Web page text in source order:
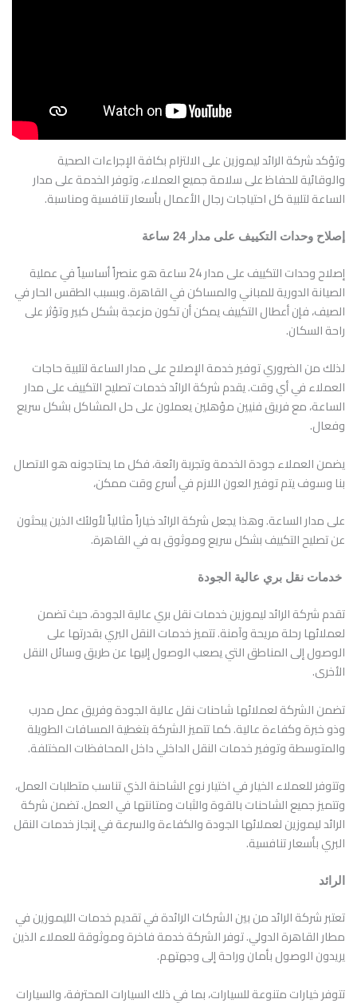
وتؤكد شركة الرائد ليموزين على الالتزام بكافة الإجراءات الصحية
والوقائية للحفاظ على سلامة جميع العملاء، وتوفر الخدمة على مدار
الساعة لتلبية كل احتياجات رجال الأعمال بأسعار تنافسية ومناسبة.
إصلاح وحدات التكييف على مدار 24 ساعة
إصلاح وحدات التكييف على مدار 24 ساعة هو عنصراً أساسياً في عملية
الصيانة الدورية للمباني والمساكن في القاهرة. وبسبب الطقس الحار في
الصيف، فإن أعطال التكييف يمكن أن تكون مزعجة بشكل كبير وتؤثر على
راحة السكان.
لذلك من الضروري توفير خدمة الإصلاح على مدار الساعة لتلبية حاجات
العملاء في أي وقت. يقدم شركة الرائد خدمات تصليح التكييف على مدار
الساعة، مع فريق فنيين مؤهلين يعملون على حل المشاكل بشكل سريع
وفعال.
يضمن العملاء جودة الخدمة وتجربة رائعة، فكل ما يحتاجونه هو الاتصال
بنا وسوف يتم توفير العون اللازم في أسرع وقت ممكن،
على مدار الساعة. وهذا يجعل شركة الرائد خياراً مثالياً لأولئك الذين يبحثون
عن تصليح التكييف بشكل سريع وموثوق به في القاهرة.
خدمات نقل بري عالية الجودة
تقدم شركة الرائد ليموزين خدمات نقل بري عالية الجودة، حيث تضمن
لعملائها رحلة مريحة وآمنة. تتميز خدمات النقل البري بقدرتها على
الوصول إلى المناطق التي يصعب الوصول إليها عن طريق وسائل النقل
الأخرى.
تضمن الشركة لعملائها شاحنات نقل عالية الجودة وفريق عمل مدرب
وذو خبرة وكفاءة عالية. كما تتميز الشركة بتغطية المسافات الطويلة
والمتوسطة وتوفير خدمات النقل الداخلي داخل المحافظات المختلفة.
وتتوفر للعملاء الخيار في اختيار نوع الشاحنة الذي تناسب متطلبات العمل،
وتتميز جميع الشاحنات بالقوة والثبات ومتانتها في العمل. تضمن شركة
الرائد ليموزين لعملائها الجودة والكفاءة والسرعة في إنجاز خدمات النقل
البري بأسعار تنافسية.
الرائد
تعتبر شركة الرائد من بين الشركات الرائدة في تقديم خدمات الليموزين في
مطار القاهرة الدولي. توفر الشركة خدمة فاخرة وموثوقة للعملاء الذين
يريدون الوصول بأمان وراحة إلى وجهتهم.
تتوفر خيارات متنوعة للسيارات، بما في ذلك السيارات المحترفة، والسيارات